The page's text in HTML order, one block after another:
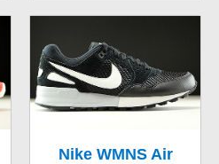
Nike WMNS Air